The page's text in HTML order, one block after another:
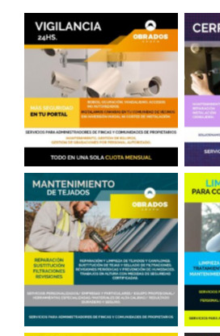
Cámaras en Portales
Reparación de Tejados
en Madrid